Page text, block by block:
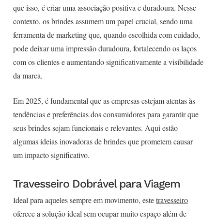
que isso, é criar uma associação positiva e duradoura. Nesse
contexto, os brindes assumem um papel crucial, sendo uma
ferramenta de marketing que, quando escolhida com cuidado,
pode deixar uma impressão duradoura, fortalecendo os laços
com os clientes e aumentando significativamente a visibilidade
da marca.
Em 2025, é fundamental que as empresas estejam atentas às
tendências e preferências dos consumidores para garantir que
seus brindes sejam funcionais e relevantes. Aqui estão
algumas ideias inovadoras de brindes que prometem causar
um impacto significativo.
Travesseiro Dobrável para Viagem
Ideal para aqueles sempre em movimento, estetravesseiro
oferece a solução ideal sem ocupar muito espaço além de